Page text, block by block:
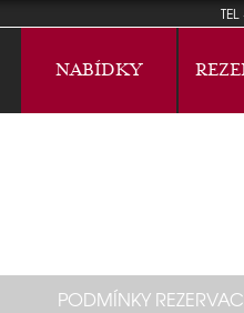
TEL
NABÍDKY
PODMÍNKY